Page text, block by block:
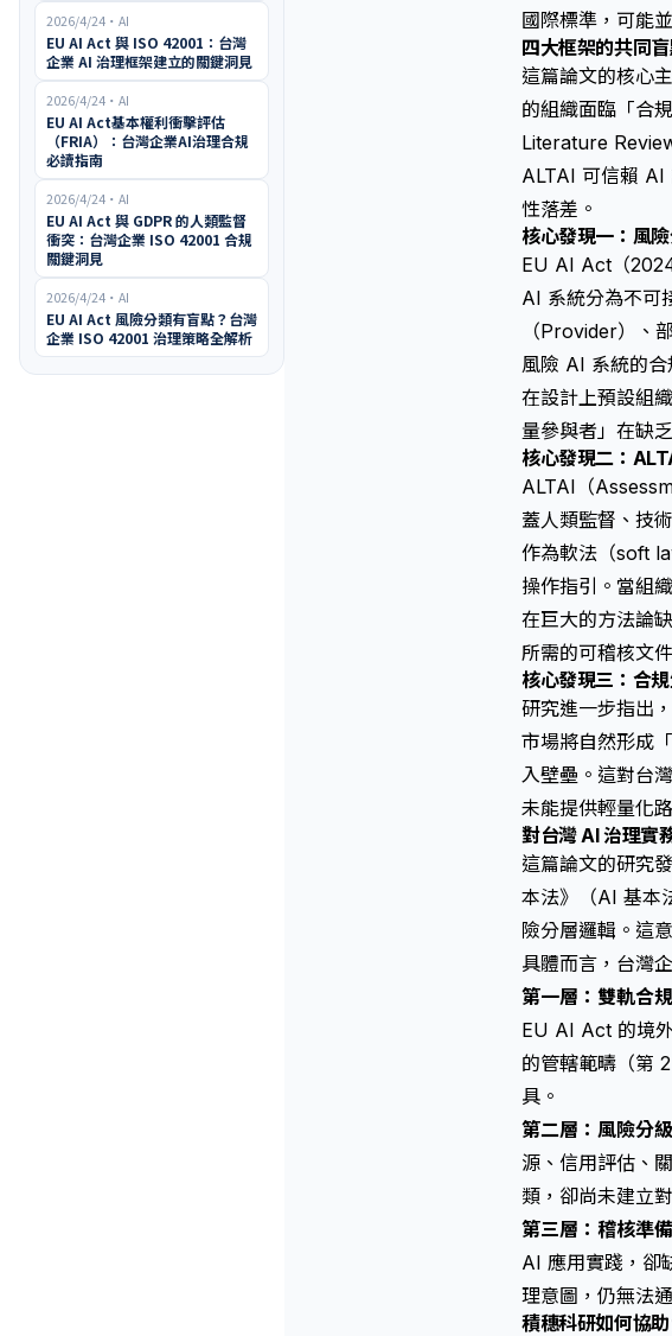
2026/4/24 ・ AI
EU AI Act 與 ISO 42001：台灣
企業 AI 治理框架建立的關鍵洞見
2026/4/24 ・ AI
EU AI Act基本權利衝擊評估
（FRIA）：台灣企業AI治理合規
必讀指南
2026/4/24 ・ AI
EU AI Act 與 GDPR 的人類監督
衝突：台灣企業 ISO 42001 合規
關鍵洞見
2026/4/24 ・ AI
EU AI Act 風險分類有盲點？台灣
企業 ISO 42001 治理策略全解析
國際標準，可能
四大框架的共同
這篇論文的核心
的組織面臨「合
Literature
ALTAI 可信賴 AI
性落差。
核心發現一：風
EU AI Act（
AI 系統分為不可
（Provider）、
風險 AI 系統的合
在設計上預設組
量參與者」在缺
核心發現二：
ALTAI（
蓋人類監督、技
作為軟法（soft
操作指引。當組
在巨大的方法論
所需的可稽核文
核心發現三：合
研究進一步指出
市場將自然形成
入壁壘。這對台
未能提供輕量化
對台灣 AI 治理實
這篇論文的研究
本法》（AI 基本
險分層邏輯。這
具體而言，台灣
第一層：雙軌合
EU AI Act 的境
的管轄範疇（第
具。
第二層：風險分
源、信用評估、
類，卻尚未建立
第三層：稽核準
AI 應用實踐，卻
理意圖，仍無法
積穗科研如何協